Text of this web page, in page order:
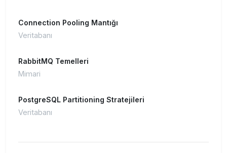
Connection Pooling Mantığı
Veritabanı
RabbitMQ Temelleri
Mimari
PostgreSQL Partitioning Stratejileri
Veritabanı